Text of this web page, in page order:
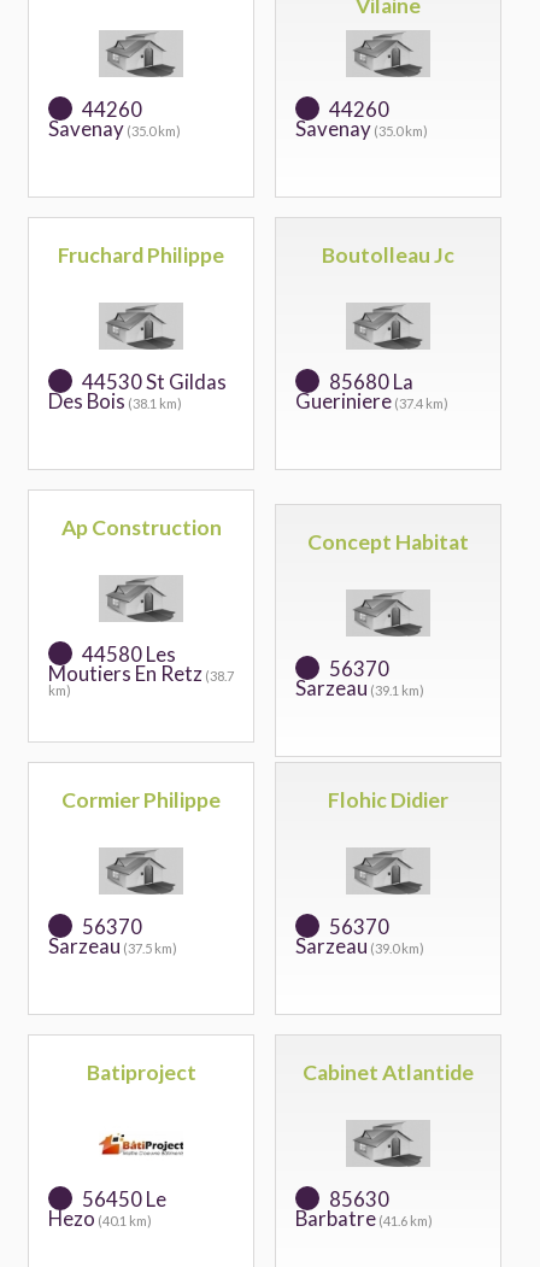
44260
Savenay (35.0 km)
Vilaine
44260
Savenay (35.0 km)
Fruchard Philippe
44530 St Gildas
Des Bois (38.1 km)
Boutolleau Jc
85680 La
Gueriniere (37.4 km)
Ap Construction
44580 Les
Moutiers En Retz (38.7
km)
Concept Habitat
56370
Sarzeau (39.1 km)
Cormier Philippe
56370
Sarzeau (37.5 km)
Flohic Didier
56370
Sarzeau (39.0 km)
Batiproject
56450 Le
Hezo (40.1 km)
Cabinet Atlantide
85630
Barbatre (41.6 km)